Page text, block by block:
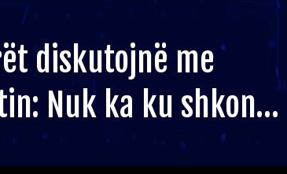
diskutojnë me
Nuk ka ku shkon…